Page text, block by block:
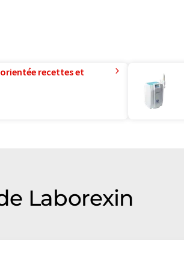
recettes et
Laborexin